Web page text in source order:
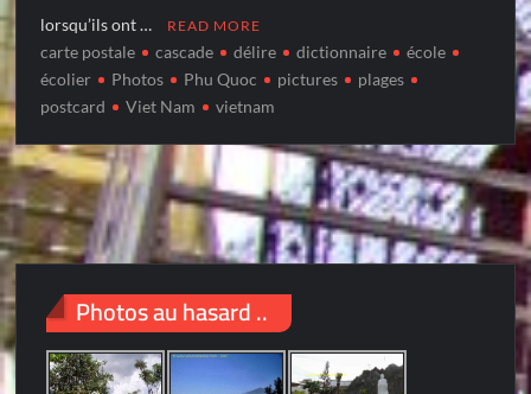
lorsqu’ils ont … READ MORE
carte postale cascade délire dictionnaire
école
écolier
Photos Phu Quoc pictures
plages
postcard
Viet Nam vietnam
Photos au hasard ..